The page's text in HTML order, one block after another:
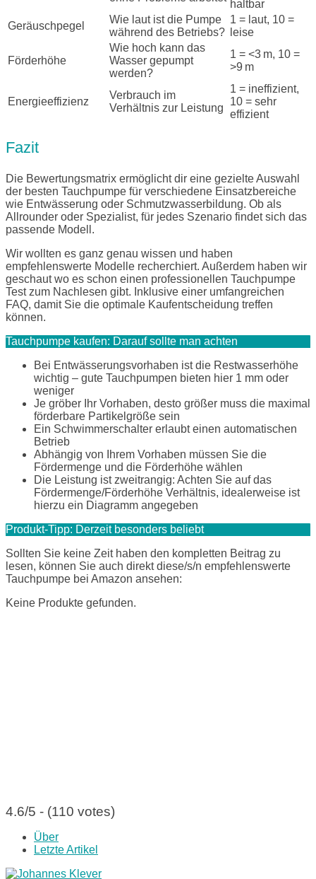
haltbar
Geräuschpegel
Wie laut ist die Pumpe
während des Betriebs?
1 = laut, 10 =
leise
Förderhöhe
Wie hoch kann das
Wasser gepumpt
werden?
1 = <3 m, 10 =
>9 m
Energieeffizienz
Verbrauch im
Verhältnis zur Leistung
1 = ineffizient,
10 = sehr
effizient
Fazit
Die Bewertungsmatrix ermöglicht dir eine gezielte Auswahl
der besten Tauchpumpe für verschiedene Einsatzbereiche
wie Entwässerung oder Schmutzwasserbildung. Ob als
Allrounder oder Spezialist, für jedes Szenario findet sich das
passende Modell.
Wir wollten es ganz genau wissen und haben
empfehlenswerte Modelle recherchiert. Außerdem haben wir
geschaut wo es schon einen professionellen Tauchpumpe
Test zum Nachlesen gibt. Inklusive einer umfangreichen
FAQ, damit Sie die optimale Kaufentscheidung treffen
können.
Tauchpumpe kaufen: Darauf sollte man achten
Bei Entwässerungsvorhaben ist die Restwasserhöhe
wichtig – gute Tauchpumpen bieten hier 1 mm oder
weniger
Je gröber Ihr Vorhaben, desto größer muss die maximal
förderbare Partikelgröße sein
Ein Schwimmerschalter erlaubt einen automatischen
Betrieb
Abhängig von Ihrem Vorhaben müssen Sie die
Fördermenge und die Förderhöhe wählen
Die Leistung ist zweitrangig: Achten Sie auf das
Fördermenge/Förderhöhe Verhältnis, idealerweise ist
hierzu ein Diagramm angegeben
Produkt-Tipp: Derzeit besonders beliebt
Sollten Sie keine Zeit haben den kompletten Beitrag zu
lesen, können Sie auch direkt diese/s/n empfehlenswerte
Tauchpumpe bei Amazon ansehen:
Keine Produkte gefunden.
4.6/5 - (110 votes)
Über
Letzte Artikel